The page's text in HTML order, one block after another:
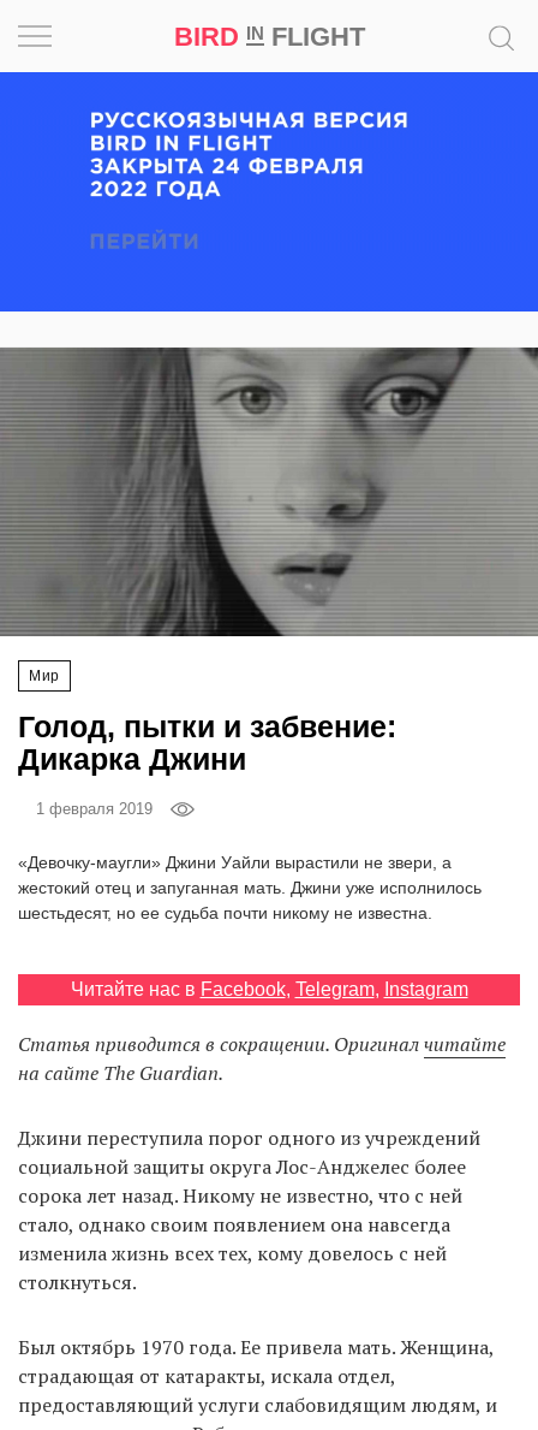
BIRD INFLIGHT
EN
UA
Мир
Голод, пытки и забвение:
Дикарка Джини
1 февраля 2019
«Девочку-маугли» Джини Уайли вырастили не звери, а
жестокий отец и запуганная мать. Джини уже исполнилось
шестьдесят, но ее судьба почти никому не известна.
Читайте нас в Facebook, Telegram, Instagram
Статья приводится в сокращении. Оригиналчитайте
на сайте The Guardian.
Джини переступила порог одного из учреждений
социальной защиты округа Лос-Анджелес более
сорока лет назад. Никому не известно, что с ней
стало, однако своим появлением она навсегда
изменила жизнь всех тех, кому довелось с ней
столкнуться.
Был октябрь 1970 года. Ее привела мать. Женщина,
страдающая от катаракты, искала отдел,
предоставляющий услуги слабовидящим людям, и